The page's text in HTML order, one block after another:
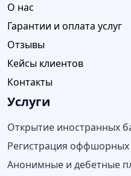
О нас
Гарантии и оплата услуг
Отзывы
Кейсы клиентов
Контакты
Услуги
Открытие иностранных
Регистрация
Анонимные и дебетные